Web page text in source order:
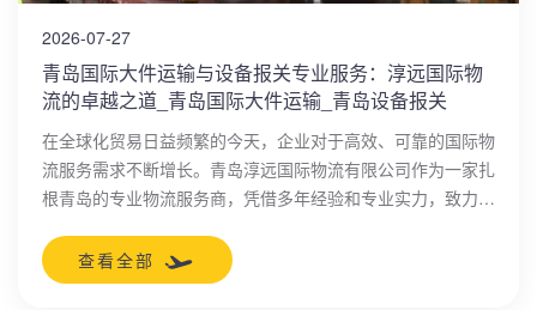
2026-07-27
青岛国际大件运输与设备报关专业服务：淳远国际物
流的卓越之道_青岛国际大件运输_青岛设备报关
在全球化贸易日益频繁的今天，企业对于高效、可靠的国际物
流服务需求不断增长。青岛淳远国际物流有限公司作为一家扎
根青岛的专业物流服务商，凭借多年经验和专业实力，致力于
设备报关领域树立了行业标杆。
查看全部